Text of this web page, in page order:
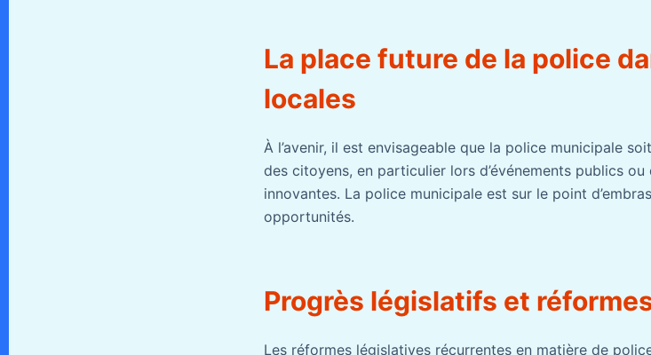
La place future de la police
locales
À l’avenir, il est envisageable que la police municipale
des citoyens, en particulier lors d’événements publics
innovantes. La police municipale est sur le point
opportunités.
Progrès législatifs et
Les réformes législatives récurrentes en matière de